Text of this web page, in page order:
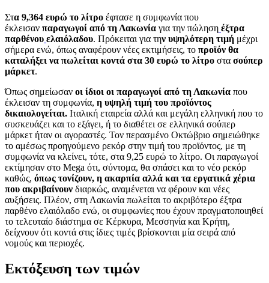
Στα 9,364 ευρώ το λίτρο έφτασε η συμφωνία που
έκλεισαν παραγωγοί από τη Λακωνία για την πώληση έξτρα
παρθένου ελαιόλαδου. Πρόκειται για την υψηλότερη τιμή μέχρι
σήμερα ενώ, όπως αναφέρουν νέες εκτιμήσεις, το προϊόν θα
καταλήξει να πωλείται κοντά στα 30 ευρώ το λίτρο στα σούπερ
μάρκετ.
Όπως σημείωσαν οι ίδιοι οι παραγωγοί από τη Λακωνία που
έκλεισαν τη συμφωνία, η υψηλή τιμή του προϊόντος
δικαιολογείται. Ιταλική εταιρεία αλλά και μεγάλη ελληνική που το
συσκευάζει και το εξάγει, ή το διαθέτει σε ελληνικά σούπερ
μάρκετ ήταν οι αγοραστές. Τον περασμένο Οκτώβριο σημειώθηκε
το αμέσως προηγούμενο ρεκόρ στην τιμή του προϊόντος, με τη
συμφωνία να κλείνει, τότε, στα 9,25 ευρώ το λίτρο. Οι παραγωγοί
εκτίμησαν στο Mega ότι, σύντομα, θα σπάσει και το νέο ρεκόρ
καθώς, όπως τονίζουν, η ακαρπία αλλά και τα εργατικά χέρια
που ακριβαίνουν διαρκώς, αναμένεται να φέρουν και νέες
αυξήσεις. Πλέον, στη Λακωνία πωλείται το ακριβότερο έξτρα
παρθένο ελαιόλαδο ενώ, οι συμφωνίες που έχουν πραγματοποιηθεί
το τελευταίο διάστημα σε Κέρκυρα, Μεσσηνία και Κρήτη,
δείχνουν ότι κοντά στις ίδιες τιμές βρίσκονται μία σειρά από
νομούς και περιοχές.
Εκτόξευση των τιμών